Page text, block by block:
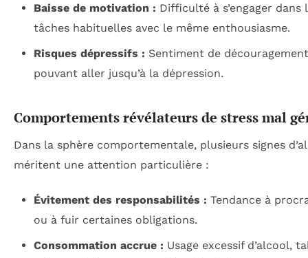
Baisse de motivation : Difficulté à s’engager dans
tâches habituelles avec le même enthousiasme.
Risques dépressifs : Sentiment de
pouvant aller jusqu’à la dépression.
Comportements révélateurs de stress mal
Dans la sphère comportementale, plusieurs signes
méritent une attention particulière :
Évitement des responsabilités : Tendance à
ou à fuir certaines obligations.
Consommation accrue : Usage excessif d’alcool,